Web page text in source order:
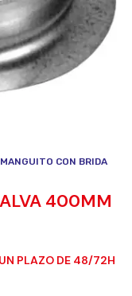
CON BRIDA
400MM
PLAZO DE 48/72H